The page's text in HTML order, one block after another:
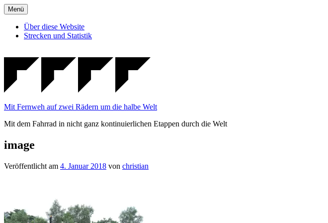
Zum
Inhalt
springen
Menü
Über diese Website
Strecken und Statistik
Mit Fernweh auf zwei Rädern um die halbe Welt
Mit dem Fahrrad in nicht ganz kontinuierlichen Etappen durch die Welt
image
Veröffentlicht am 4. Januar 2018 von christian